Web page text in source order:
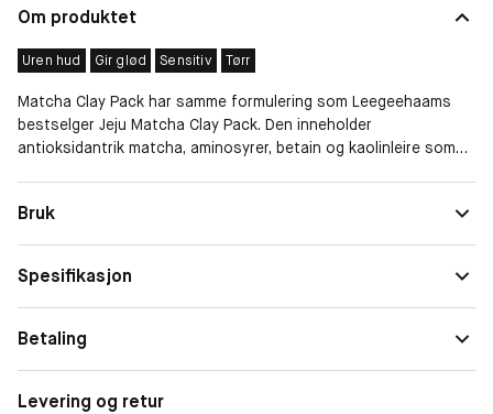
Om produktet
Uren hud Gir glød Sensitiv Tørr
Matcha Clay Pack har samme formulering som Leegeehaams
bestselger Jeju Matcha Clay Pack. Den inneholder
antioksidantrik matcha, aminosyrer, betain og kaolinleire som
reduserer porer. Huden blir ren og myk. Beriket med
antioksidantrik matcha.
Egenskape
Gir glød, Detox-effekt, Dyprensende
Bruk
Spesifikasjon
Betaling
Levering og retur